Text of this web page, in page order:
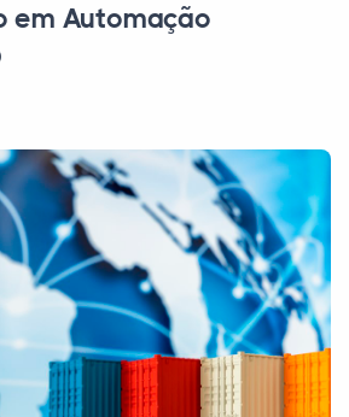
em Automação